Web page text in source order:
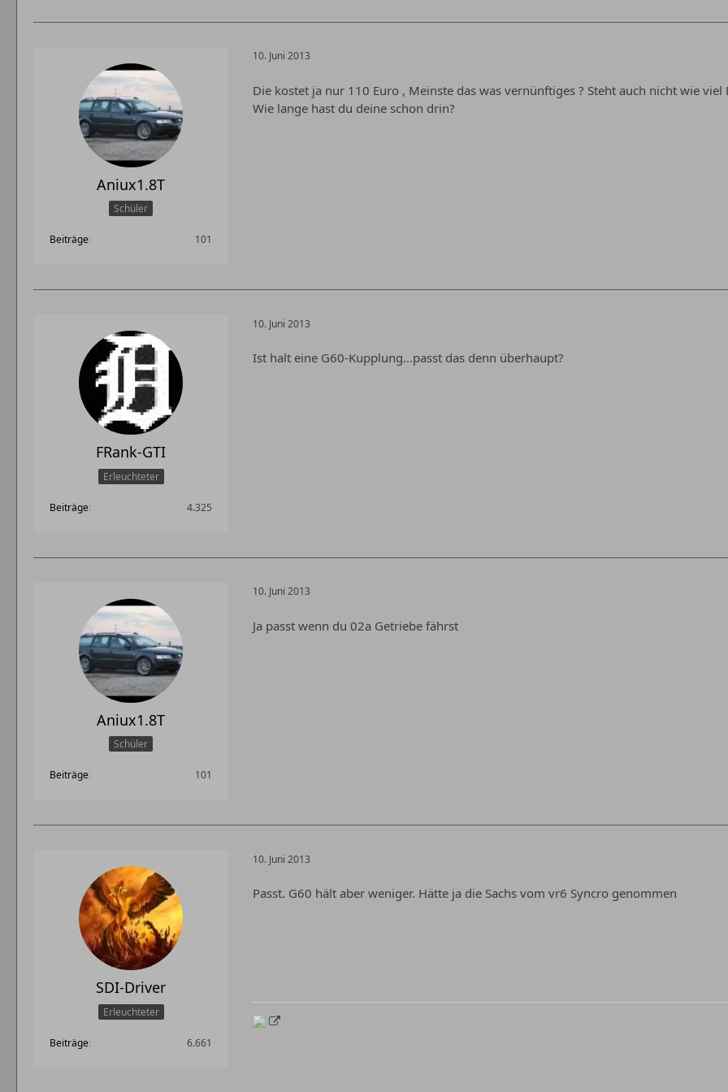
Aniux1.8T
Schüler
Beiträge 101
10. Juni 2013
Die kostet ja nur 110 Euro , Meinste das was vernünftiges ? Steht auch nicht wie
Wie lange hast du deine schon drin?
FRank-GTI
Erleuchteter
Beiträge 4.325
10. Juni 2013
Ist halt eine G60-Kupplung...passt das denn überhaupt?
Aniux1.8T
Schüler
Beiträge 101
10. Juni 2013
Ja passt wenn du 02a Getriebe fährst
SDI-Driver
Erleuchteter
Beiträge 6.661
10. Juni 2013
Passt. G60 hält aber weniger. Hätte ja die Sachs vom vr6 Syncro genommen